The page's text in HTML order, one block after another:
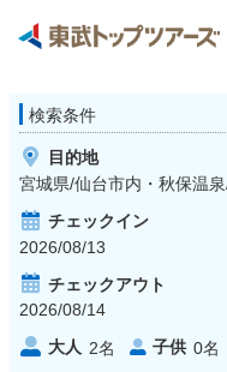
検索条件
目的地
宮城県/仙台市内・秋保温
チェックイン
2026/08/13
チェックアウト
2026/08/14
大人 2名 子供 0名